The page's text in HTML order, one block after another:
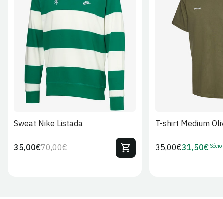
S XL 2XL
Sweat Nike Listada
Preço
70,00€Preço
35,00€
T-shirt Medium
Preço
35,00€Preço
31,50€ Sócio